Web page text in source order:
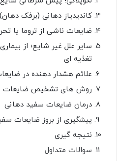
کاندیدیاز دهانی (برفک دهان)
ضایعات ناشی از تروما یا
سایر علل غیر شایع؛ از
تغذیه ای
علائم هشدار دهنده در
روش های تشخیص ضایعات
درمان ضایعات سفید دهانی
پیشگیری از بروز ضایعات
نتیجه گیری
سوالات متداول